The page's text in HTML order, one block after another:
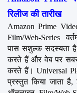
रिलीज की तारीख
Amazon Prime
Film/Web-Series
पास सशुल्क सदस्यता है
करते हैं और वेब पर
करते हैं। Universal
प्रस्तुत किया जाता